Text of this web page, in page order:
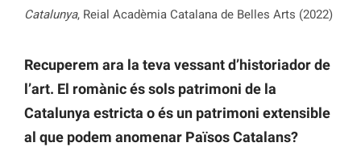
Catalunya, Reial Acadèmia Catalana de Belles Arts (2022)
Recuperem ara la teva vessant d’historiador de
l’art. El romànic és sols patrimoni de la
Catalunya estricta o és un patrimoni extensible
al que podem anomenar Països Catalans?